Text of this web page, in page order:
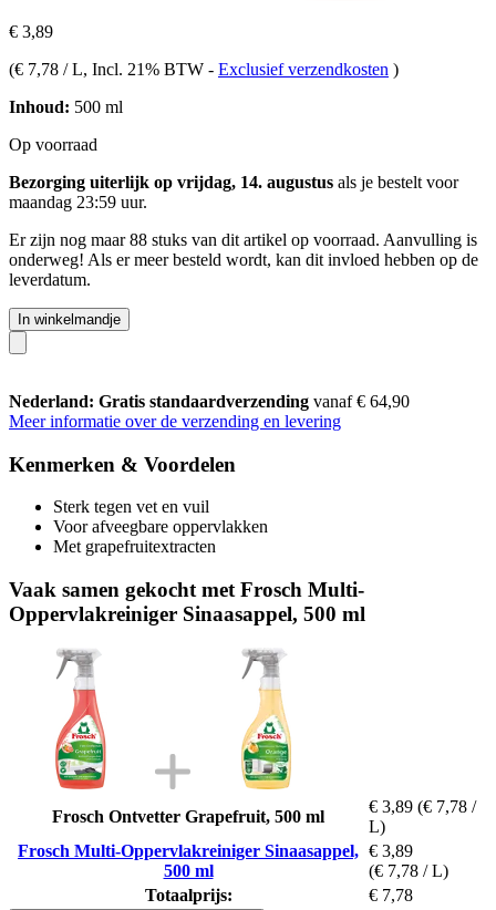
€ 3,89
(€ 7,78 / L, Incl. 21% BTW - Exclusief verzendkosten )
Inhoud: 500 ml
Op voorraad
Bezorging uiterlijk op vrijdag, 14. augustus als je bestelt voor
maandag 23:59 uur.
Er zijn nog maar 88 stuks van dit artikel op voorraad. Aanvulling is
onderweg! Als er meer besteld wordt, kan dit invloed hebben op de
leverdatum.
In winkelmandje
Nederland: Gratis standaardverzending vanaf € 64,90
Meer informatie over de verzending en levering
Kenmerken & Voordelen
Sterk tegen vet en vuil
Voor afveegbare oppervlakken
Met grapefruitextracten
Vaak samen gekocht met Frosch Multi-
Oppervlakreiniger Sinaasappel, 500 ml
Frosch Ontvetter Grapefruit, 500 ml
€ 3,89 (€ 7,78 /
L)
Frosch Multi-Oppervlakreiniger Sinaasappel,
500 ml
€ 3,89
(€ 7,78 / L)
Totaalprijs:
€ 7,78